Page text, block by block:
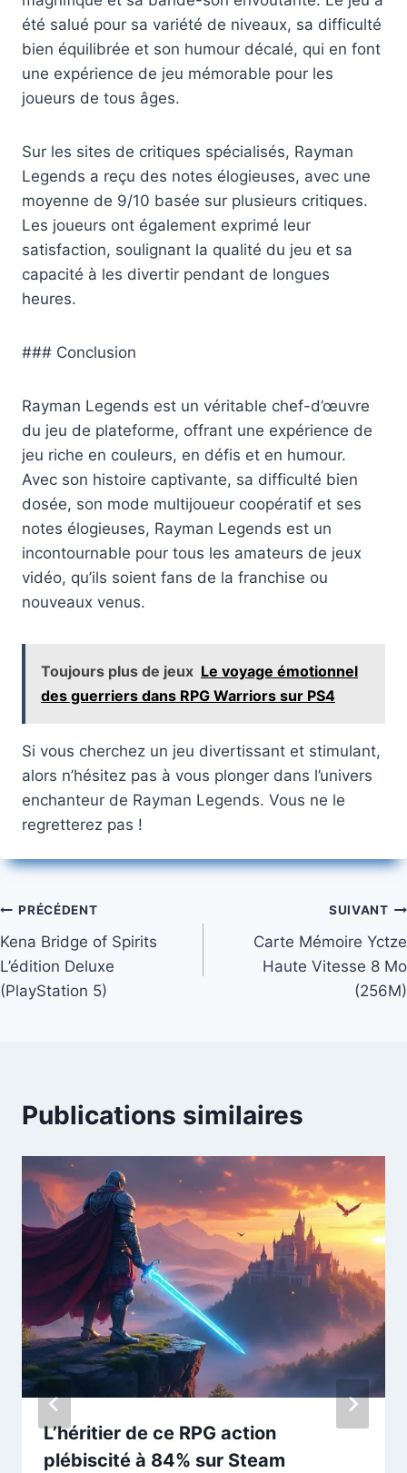
été salué pour sa variété de niveaux, sa difficulté
bien équilibrée et son humour décalé, qui en font
une expérience de jeu mémorable pour les
joueurs de tous âges.
Sur les sites de critiques spécialisés, Rayman
Legends a reçu des notes élogieuses, avec une
moyenne de 9/10 basée sur plusieurs critiques.
Les joueurs ont également exprimé leur
satisfaction, soulignant la qualité du jeu et sa
capacité à les divertir pendant de longues
heures.
### Conclusion
Rayman Legends est un véritable chef-d’œuvre
du jeu de plateforme, offrant une expérience de
jeu riche en couleurs, en défis et en humour.
Avec son histoire captivante, sa difficulté bien
dosée, son mode multijoueur coopératif et ses
notes élogieuses, Rayman Legends est un
incontournable pour tous les amateurs de jeux
vidéo, qu’ils soient fans de la franchise ou
nouveaux venus.
Toujours plus de jeux Le voyage émotionnel
des guerriers dans RPG Warriors sur PS4
Si vous cherchez un jeu divertissant et stimulant,
alors n’hésitez pas à vous plonger dans l’univers
enchanteur de Rayman Legends. Vous ne le
regretterez pas !
Navigation
de
l’article
PRÉCÉDENT
Kena Bridge of Spirits
L’édition Deluxe
(PlayStation 5)
SUIVANT
Carte Mémoire Yctze
Haute Vitesse 8 Mo
(256M)
Publications similaires
L’héritier de ce RPG action
plébiscité à 84% sur Steam